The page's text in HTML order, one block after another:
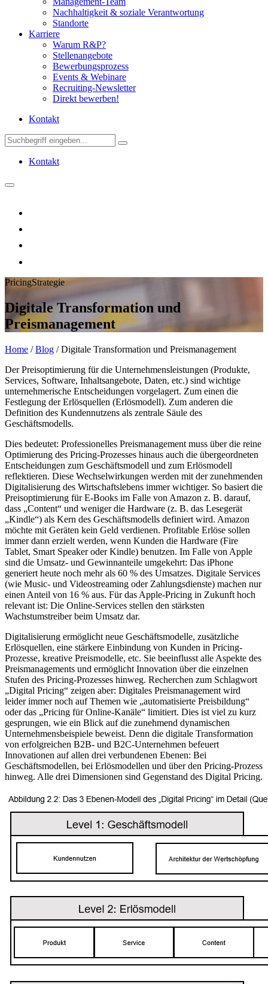
Nachhaltigkeit & soziale Verantwortung
Standorte
Karriere
Warum R&P?
Stellenangebote
Bewerbungsprozess
Events & Webinare
Recruiting-Newsletter
Direkt bewerben!
Kontakt
Kontakt
PricingStrategie
Digitale Transformation und
Preismanagement
Home /Blog /Digitale Transformation und Preismanagement
Der Preisoptimierung für die Unternehmensleistungen (Produkte,
Services, Software, Inhaltsangebote, Daten, etc.) sind wichtige
unternehmerische Entscheidungen vorgelagert. Zum einen die
Festlegung der Erlösquellen (Erlösmodell). Zum anderen die
Definition des Kundennutzens als zentrale Säule des
Geschäftsmodells.
Dies bedeutet: Professionelles Preismanagement muss über die reine
Optimierung des Pricing-Prozesses hinaus auch die übergeordneten
Entscheidungen zum Geschäftsmodell und zum Erlösmodell
reflektieren. Diese Wechselwirkungen werden mit der zunehmenden
Digitalisierung des Wirtschaftslebens immer wichtiger. So basiert die
Preisoptimierung für E-Books im Falle von Amazon z. B. darauf,
dass „Content“ und weniger die Hardware (z. B. das Lesegerät
„Kindle“) als Kern des Geschäftsmodells definiert wird. Amazon
möchte mit Geräten kein Geld verdienen. Profitable Erlöse sollen
immer dann erzielt werden, wenn Kunden die Hardware (Fire
Tablet, Smart Speaker oder Kindle) benutzen. Im Falle von Apple
sind die Umsatz- und Gewinnanteile umgekehrt: Das iPhone
generiert heute noch mehr als 60 % des Umsatzes. Digitale Services
(wie Music- und Videostreaming oder Zahlungsdienste) machen nur
einen Anteil von 16 % aus. Für das Apple-Pricing in Zukunft hoch
relevant ist: Die Online-Services stellen den stärksten
Wachstumstreiber beim Umsatz dar.
Digitalisierung ermöglicht neue Geschäftsmodelle, zusätzliche
Erlösquellen, eine stärkere Einbindung von Kunden in Pricing-
Prozesse, kreative Preismodelle, etc. Sie beeinflusst alle Aspekte des
Preismanagements und ermöglicht Innovation über die einzelnen
Stufen des Pricing-Prozesses hinweg. Recherchen zum Schlagwort
„Digital Pricing“ zeigen aber: Digitales Preismanagement wird
leider immer noch auf Themen wie „automatisierte Preisbildung“
oder das „Pricing für Online-Kanäle“ limitiert. Dies ist viel zu kurz
gesprungen, wie ein Blick auf die zunehmend dynamischen
Unternehmensbeispiele beweist. Denn die digitale Transformation
von erfolgreichen B2B- und B2C-Unternehmen befeuert
Innovationen auf allen drei verbundenen Ebenen: Bei
Geschäftsmodellen, bei Erlösmodellen und über den Pricing-Prozess
hinweg. Alle drei Dimensionen sind Gegenstand des Digital Pricing.